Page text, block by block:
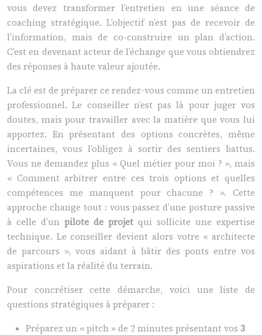
vous devez transformer l’entretien en une séance de
coaching stratégique. L’objectif n’est pas de recevoir de
l’information, mais de co-construire un plan d’action.
C’est en devenant acteur de l’échange que vous obtiendrez
des réponses à haute valeur ajoutée.
La clé est de préparer ce rendez-vous comme un entretien
professionnel. Le conseiller n’est pas là pour juger vos
doutes, mais pour travailler avec la matière que vous lui
apportez. En présentant des options concrètes, même
incertaines, vous l’obligez à sortir des sentiers battus.
Vous ne demandez plus « Quel métier pour moi ? », mais
« Comment arbitrer entre ces trois options et quelles
compétences me manquent pour chacune ? ». Cette
approche change tout : vous passez d’une posture passive
à celle d’un pilote de projet qui sollicite une expertise
technique. Le conseiller devient alors votre « architecte
de parcours », vous aidant à bâtir des ponts entre vos
aspirations et la réalité du terrain.
Pour concrétiser cette démarche, voici une liste de
questions stratégiques à préparer :
Préparez un « pitch » de 2 minutes présentant vos 3